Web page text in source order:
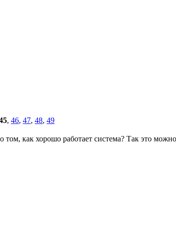
, 46, 47, 48, 49
как хорошо работает система? Так это